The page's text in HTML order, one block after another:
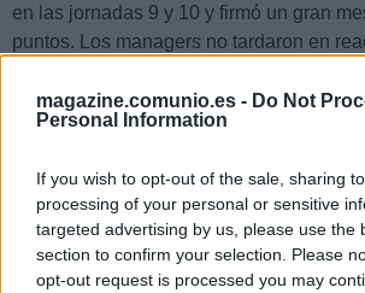
magazine.comunio.es - Do Not
Personal Information
If you wish to opt-out of the sale, sharing
processing of your personal or sensitive
targeted advertising by us, please use the
section to confirm your selection. Please
opt-out request is processed you may
en las jornadas 9 y 10 y firmó un gran
puntos. Los managers no tardaron en
El tercer puesto del podio es para Isco
de los jugadores más comprados a
6,2 millones en octubre a 13.650.000 €
noviembre. Sin embargo, la mala noticia
lesionarse y no reaparecerá hasta